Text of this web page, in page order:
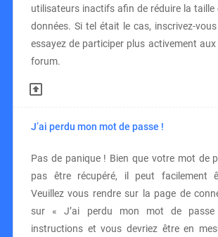
utilisateurs inactifs afin de réduire la taille
données. Si tel était le cas, inscrivez-
essayez de participer plus activement
forum.
J’ai perdu mon mot de passe !
Pas de panique ! Bien que votre mot de
pas être récupéré, il peut facilement
Veuillez vous rendre sur la page de
sur « J’ai perdu mon mot de passe
instructions et vous devriez être en